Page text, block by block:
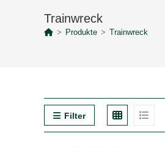
Trainwreck
> Produkte > Trainwreck
Filter